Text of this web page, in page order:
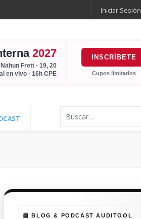
Iniciar Sesión
2027
Nahun Frett · 19, 20
en vivo · 16h CPE
INSCRÍBETE
Cupos limitados
📰 BLOG & PODCAST AUDITOOL